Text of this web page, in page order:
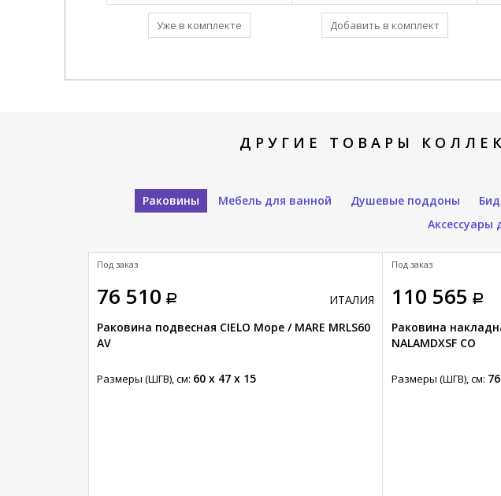
Уже в комплекте Добавить в комплект
Уже в комплекте
ДРУГИЕ ТОВАРЫ
Раковины Мебель для ванной Душевые поддоны
Аксессуары
76 510
ИТАЛИЯ
Раковина подвесная CIELO Море / MARE MRLS60
AV
Размеры (ШГВ), см: 60 x 47 x 15
Под заказ
110 565
Раковина
NALAMDXSF CO
Размеры (ШГВ), см:
Под заказ